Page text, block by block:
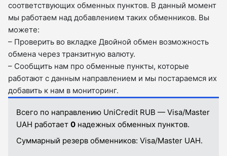
соответствующих обменных пунктов. В данный момент
мы работаем над добавлением таких обменников. Вы
можете:
– Проверить во вкладкe Двойной обмен возможность
обмена через транзитную валюту.
– Сообщить нам про обменные пункты, которые
работают с данным направлением и мы постараемся их
добавить к нам в мониторинг.
Всего по направлению UniCredit RUB — Visa/Master
UAH работает 0 надежных обменных пунктов.
Суммарный резерв обменников: Visa/Master UAH.